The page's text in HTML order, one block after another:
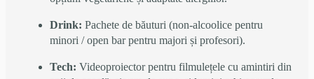
Drink: Pachete de băuturi (non-alcoolice pentru
minori / open bar pentru majori și profesori).
Tech: Videoproiector pentru filmulețele cu amintiri din